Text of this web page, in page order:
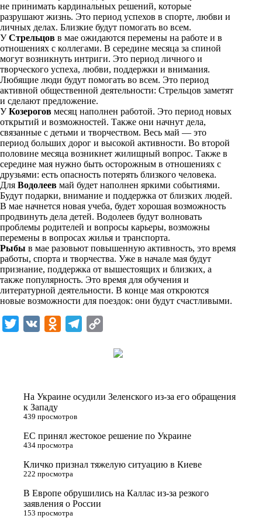
не принимать кардинальных решений, которые
разрушают жизнь. Это период успехов в спорте, любви и
личных делах. Близкие будут помогать во всем.
УСтрельцов в мае ожидаются перемены на работе и в
отношениях с коллегами. В середине месяца за спиной
могут возникнуть интриги. Это период личного и
творческого успеха, любви, поддержки и внимания.
Любящие люди будут помогать во всем. Это период
активной общественной деятельности: Стрельцов заметят
и сделают предложение.
УКозерогов месяц наполнен работой. Это период новых
открытий и возможностей. Также они начнут дела,
связанные с детьми и творчеством. Весь май — это
период больших дорог и высокой активности. Во второй
половине месяца возникнет жилищный вопрос. Также в
середине мая нужно быть осторожным в отношениях с
друзьями: есть опасность потерять близкого человека.
Для Водолеев май будет наполнен яркими событиями.
Будут подарки, внимание и поддержка от близких людей.
В мае начнется новая учеба, будет хорошая возможность
продвинуть дела детей. Водолеев будут волновать
проблемы родителей и вопросы карьеры, возможны
перемены в вопросах жилья и транспорта.
Рыбы в мае разовьют повышенную активность, это время
работы, спорта и творчества. Уже в начале мая будут
признание, поддержка от вышестоящих и близких, а
также популярность. Это время для обучения и
литературной деятельности. В конце мая откроются
новые возможности для поездок: они будут счастливыми.
a
s
n
k
m
k
На Украине осудили Зеленского из-за его обращения
к Западу
439 просмотров
ЕС принял жестокое решение по Украине
434 просмотра
Кличко признал тяжелую ситуацию в Киеве
222 просмотра
В Европе обрушились на Каллас из-за резкого
заявления о России
153 просмотра